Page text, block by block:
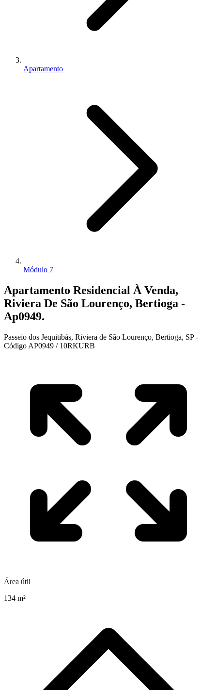
Apartamento
Módulo 7
Apartamento Residencial À Venda,
Riviera De São Lourenço, Bertioga -
Ap0949.
Passeio dos Jequitibás, Riviera de São Lourenço, Bertioga, SP -
Código AP0949 / 10RKURB
Área útil
134 m²